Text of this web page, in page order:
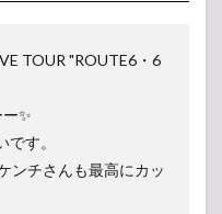
TOUR "ROUTE6・6
✨
す。
ンチさんも最高にカッ